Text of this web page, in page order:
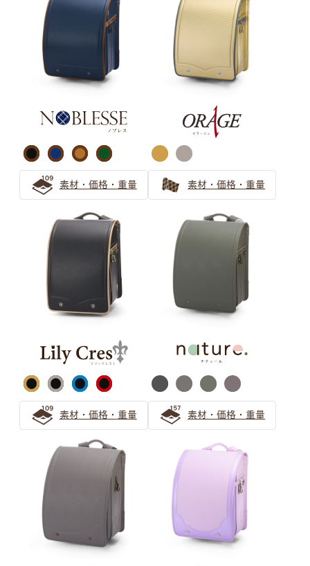
先輩ご家族の声
ブラウン ランドセルの選び方
【保存版】ブラウンのランドセルは大人可愛い！女の子か
ら人気急上昇！
茶色（ブラウン系）ランドセル シックで上品なデザイン
をご紹介
大人可愛いブラウンのランドセルは人気急上昇中！
パープル ランドセルの選び方
パープルのランドセルは女の子の憧れ！可愛らしさと気品
で飽きない工夫もできる
清楚で個性的な薄紫ランドセル 親子で安心の選び方ガイ
気品漂うパープル（紫色）カラーの人気ランドセル
ピンク ランドセルの選び方
【2026年度ご入学向け】ピンクのランドセルは女の子に
可愛さ華やぐローズピンクのランドセル！お子さまに一番
似合うピンク色を選ぶ方法も紹介
安らぎと上品さ 「ピンクベージュ」ランドセルの選び方
サックス（水色） ランドセルの
素材・価格・重量 素材・価格・重量
素材・価格・重量 素材・価格・重量